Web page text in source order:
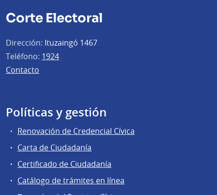
Corte Electoral
Dirección: Ituzaingó 1467
Teléfono: 1924
Contacto
Políticas y gestión
Renovación de Credencial Cívica
Carta de Ciudadanía
Certificado de Ciudadanía
Catálogo de trámites en línea